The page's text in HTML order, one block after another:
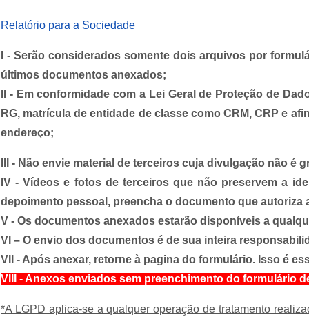
Relatório para a Sociedade
I - Serão considerados somente dois arquivos por
últimos documentos anexados;
II - Em conformidade com a Lei Geral de Proteção de
RG, matrícula de entidade de classe como CRM, CRP e
endereço;
III - Não envie material de terceiros cuja divulgação não
IV - Vídeos e fotos de terceiros que não preservem a
depoimento pessoal, preencha o documento que autoriza
V - Os documentos anexados estarão disponíveis a
VI – O envio dos documentos é de sua inteira
VII - Após anexar, retorne à pagina do formulário. Isso é
VIII - Anexos enviados sem preenchimento do formulário
*A LGPD aplica-se a qualquer operação de tratamento